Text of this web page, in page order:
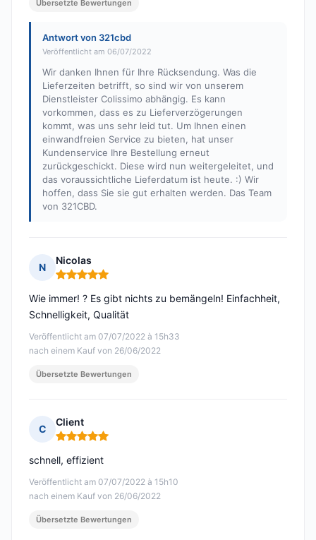
Übersetzte Bewertungen
Antwort von 321cbd
Veröffentlicht am 06/07/2022
Wir danken Ihnen für Ihre Rücksendung. Was die
Lieferzeiten betrifft, so sind wir von unserem
Dienstleister Colissimo abhängig. Es kann
vorkommen, dass es zu Lieferverzögerungen
kommt, was uns sehr leid tut. Um Ihnen einen
einwandfreien Service zu bieten, hat unser
Kundenservice Ihre Bestellung erneut
zurückgeschickt. Diese wird nun weitergeleitet, und
das voraussichtliche Lieferdatum ist heute. :) Wir
hoffen, dass Sie sie gut erhalten werden. Das Team
von 321CBD.
N
Nicolas
Hinweis: 5 von 5
Veröffentlicht am 07/07/2022 à 15h33
nach einem Kauf von 26/06/2022
Wie immer! ? Es gibt nichts zu bemängeln! Einfachheit,
Schnelligkeit, Qualität
Übersetzte Bewertungen
C
Client
Hinweis: 5 von 5
Veröffentlicht am 07/07/2022 à 15h10
nach einem Kauf von 26/06/2022
schnell, effizient
Übersetzte Bewertungen